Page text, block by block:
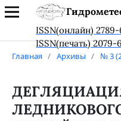
ISSN(онлайн)
ISSN(печать) 2079-
Главная / Архивы / № 3